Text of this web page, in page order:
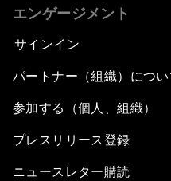
エンゲージメント
サインイン
パートナー（組織）につい
参加する（個人、組織）
プレスリリース登録
ニュースレター購読